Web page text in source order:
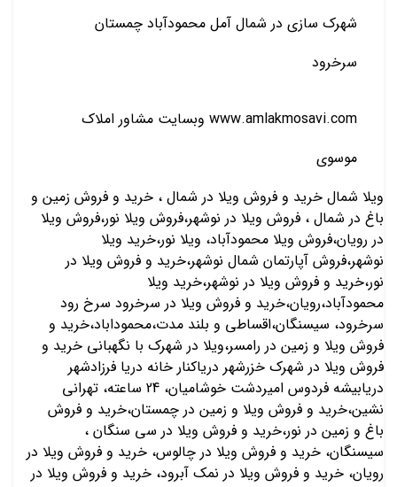
شهرک سازی در شمال آمل محمودآباد چمستان
سرخرود
www.amlakmosavi.com وبسایت مشاور املاک
موسوی
ویلا شمال خرید و فروش ویلا در شمال ، خرید و فروش زمین و
باغ در شمال ، فروش ویلا در نوشهر،فروش ویلا نور،فروش ويلا
در رویان،فروش ويلا محمودآباد، ویلا نور،خرید ويلا
نوشهر،فروش آپارتمان شمال نوشهر،خرید و فروش ویلا در
نور،خرید و فروش ویلا در نوشهر،خرید ویلا
محمودآباد،رویان،خرید و فروش ویلا در سرخرود سرخ رود
سرخرود، سیسنگان،اقساطی و بلند مدت،محموداباد،خرید و
فروش ویلا و زمین در رامسر،ویلا در شهرک با نگهبانی خرید و
فروش ویلا در شهرک خزرشهر دریاکنار خانه دریا فرزادشهر
دریابیشه فردوس امیردشت خوشامیان، 24 ساعته، تهرانی
نشین،خرید و فروش ویلا و زمین در چمستان،خرید و فروش
باغ و زمین در نور،خرید و فروش ویلا در سی سنگان ،
سیسنگان، خرید و فروش ویلا در چالوس، خرید و فروش ویلا در
رویان، خرید و فروش ویلا در نمک آبرود، خرید و فروش ویلا در